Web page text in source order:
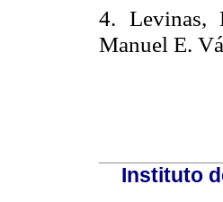
4. Levinas,
Manuel E.
Instituto